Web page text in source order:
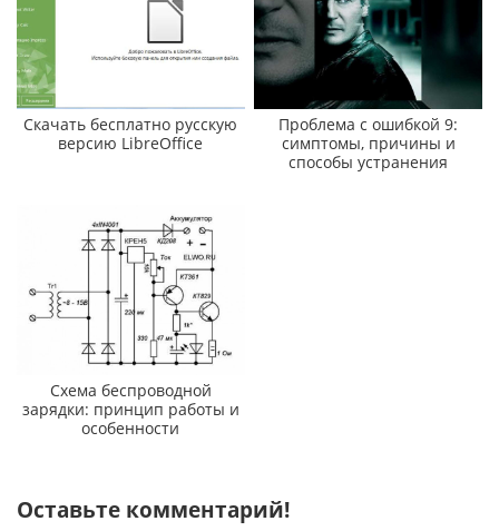
Скачать бесплатно русскую
версию LibreOffice
Проблема с ошибкой 9:
симптомы, причины и
способы устранения
Схема беспроводной
зарядки: принцип работы и
особенности
Оставьте комментарий!